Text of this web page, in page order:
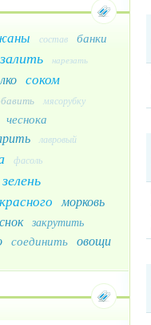
состав банки
залить нарезать
соком
мясорубку
чеснока
лавровый
фасоль
зелень
красного морковь
закрутить
соединить овощи